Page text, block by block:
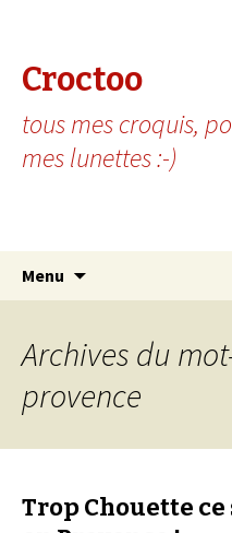
Croctoo
tous mes croquis,
mes lunettes :-)
Menu
Archives du
provence
Trop Chouette ce